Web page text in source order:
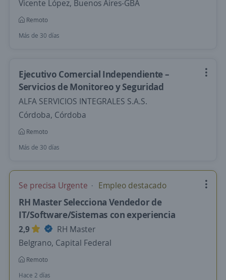
Vicente López, Buenos Aires-GBA
Remoto
Más de 30 días
Ejecutivo Comercial Independiente –
Servicios de Monitoreo y Seguridad
ALFA SERVICIOS INTEGRALES S.A.S.
Córdoba, Córdoba
Remoto
Más de 30 días
Se precisa Urgente Empleo destacado
RH Master Selecciona Vendedor de
IT/Software/Sistemas con experiencia
2,9
RH Master
Belgrano, Capital Federal
Remoto
Hace 2 días